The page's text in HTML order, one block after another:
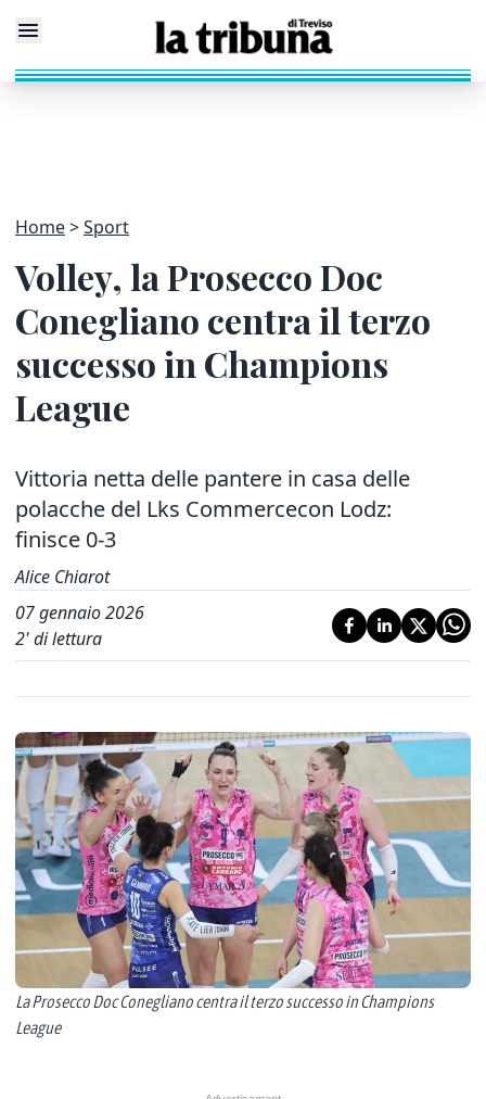
Home Sport
Volley, la Prosecco Doc
Conegliano centra il terzo
successo in Champions
League
Vittoria netta delle pantere in casa delle
polacche del Lks Commercecon Lodz:
finisce 0-3
Alice Chiarot
07 gennaio 2026
2' di lettura
La Prosecco Doc Conegliano centra il terzo successo in Champions
League